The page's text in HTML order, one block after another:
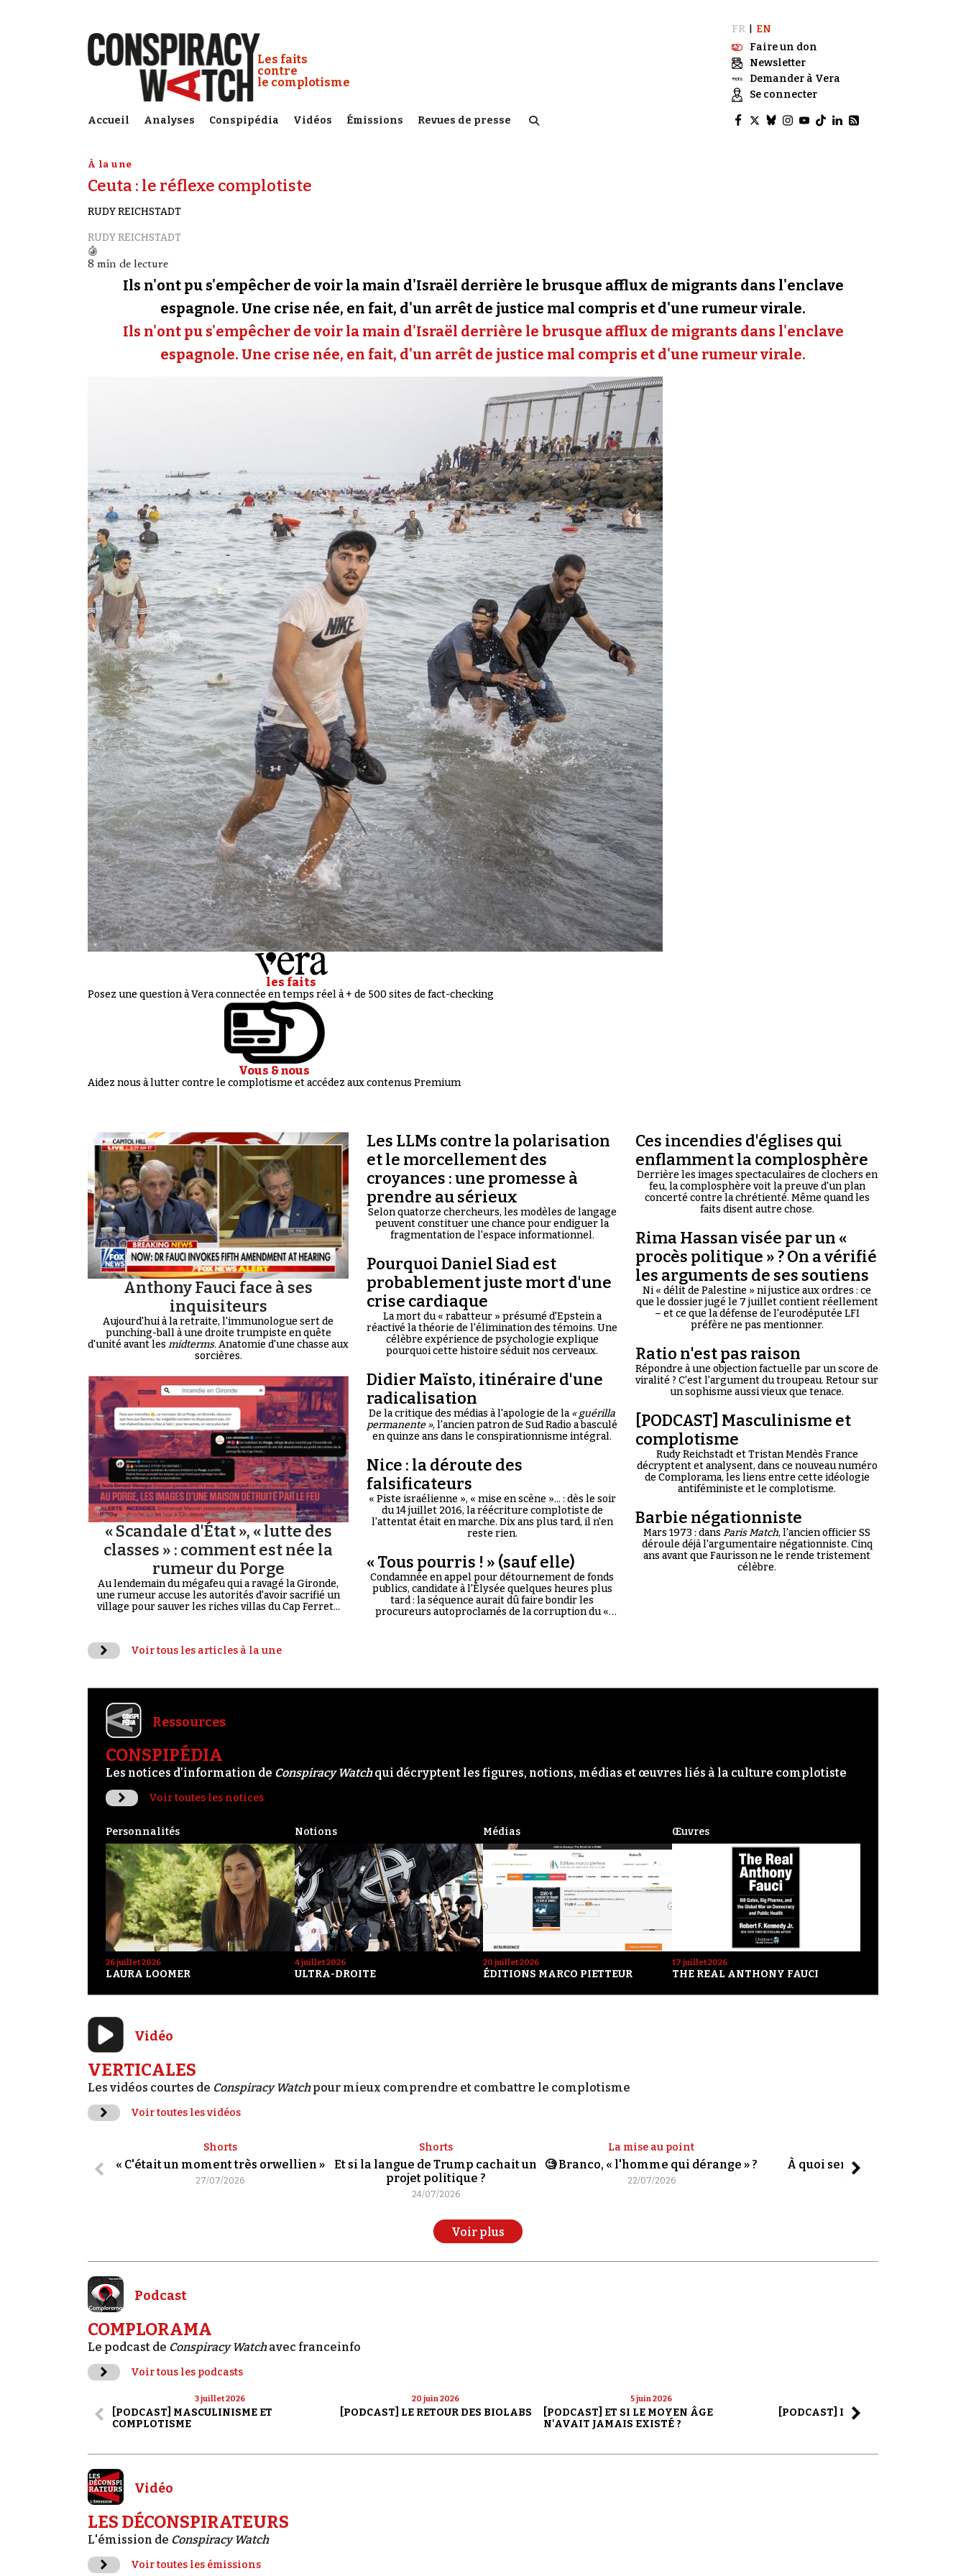
Conspiracy Watch :
Les faits
contre
le complotisme
Accueil Analyses Conspipédia Vidéos Émissions Revues de presse
FR
EN
Faire un don
Newsletter
Demander à Vera
Se connecter
À la une
Ceuta : le réflexe complotiste
RUDY REICHSTADT
RUDY REICHSTADT
8 min de lecture
Ils n'ont pu s'empêcher de voir la main d'Israël derrière le brusque afflux de migrants dans l'enclave
espagnole. Une crise née, en fait, d'un arrêt de justice mal compris et d'une rumeur virale.
Ils n'ont pu s'empêcher de voir la main d'Israël derrière le brusque afflux de migrants dans l'enclave
espagnole. Une crise née, en fait, d'un arrêt de justice mal compris et d'une rumeur virale.
les faits
Posez une question à Vera connectée en temps réel à + de 500 sites de fact-checking
Vous & nous
Aidez nous à lutter contre le complotisme et accédez aux contenus Premium
Anthony Fauci face à ses
inquisiteurs
Aujourd'hui à la retraite, l'immunologue sert de
punching-ball à une droite trumpiste en quête
d'unité avant les midterms. Anatomie d'une chasse aux
sorcières.
« Scandale d'État », « lutte des
classes » : comment est née la
rumeur du Porge
Au lendemain du mégafeu qui a ravagé la Gironde,
une rumeur accuse les autorités d'avoir sacrifié un
village pour sauver les riches villas du Cap Ferret...
Les LLMs contre la polarisation
et le morcellement des
croyances : une promesse à
prendre au sérieux
Selon quatorze chercheurs, les modèles de langage
peuvent constituer une chance pour endiguer la
fragmentation de l'espace informationnel.
Pourquoi Daniel Siad est
probablement juste mort d'une
crise cardiaque
La mort du « rabatteur » présumé d'Epstein a
réactivé la théorie de l'élimination des témoins. Une
célèbre expérience de psychologie explique
pourquoi cette histoire séduit nos cerveaux.
Didier Maïsto, itinéraire d'une
radicalisation
De la critique des médias à l'apologie de la« guérilla
permanente », l'ancien patron de Sud Radio a basculé
en quinze ans dans le conspirationnisme intégral.
Nice : la déroute des
falsificateurs
« Piste israélienne », « mise en scène »... : dès le soir
du 14 juillet 2016, la réécriture complotiste de
l'attentat était en marche. Dix ans plus tard, il n'en
reste rien.
« Tous pourris ! » (sauf elle)
Condamnée en appel pour détournement de fonds
publics, candidate à l'Élysée quelques heures plus
tard : la séquence aurait dû faire bondir les
procureurs autoproclamés de la corruption du «
Ces incendies d'églises qui
enflamment la complosphère
Derrière les images spectaculaires de clochers en
feu, la complosphère voit la preuve d'un plan
concerté contre la chrétienté. Même quand les
faits disent autre chose.
Rima Hassan visée par un «
procès politique » ? On a vérifié
les arguments de ses soutiens
Ni « délit de Palestine » ni justice aux ordres : ce
que le dossier jugé le 7 juillet contient réellement
– et ce que la défense de l'eurodéputée LFI
préfère ne pas mentionner.
Ratio n'est pas raison
Répondre à une objection factuelle par un score de
viralité ? C'est l'argument du troupeau. Retour sur
un sophisme aussi vieux que tenace.
[PODCAST] Masculinisme et
complotisme
Rudy Reichstadt et Tristan Mendès France
décryptent et analysent, dans ce nouveau numéro
de Complorama, les liens entre cette idéologie
antiféministe et le complotisme.
Barbie négationniste
Mars 1973 : dans Paris Match, l'ancien officier SS
déroule déjà l'argumentaire négationniste. Cinq
ans avant que Faurisson ne le rende tristement
célèbre.
Voir tous les articles à la une
Ressources
CONSPIPÉDIA
Les notices d’information de Conspiracy Watchqui décryptent les figures, notions, médias et œuvres liés à la culture complotiste
Voir toutes les notices
Personnalités
26 juillet 2026
LAURA LOOMER
Notions
4 juillet 2026
ULTRA-DROITE
Médias
20 juillet 2026
ÉDITIONS MARCO PIETTEUR
Œuvres
17 juillet 2026
THE REAL ANTHONY FAUCI
Vidéo
VERTICALES
Les vidéos courtes de Conspiracy Watchpour mieux comprendre et combattre le complotisme
Voir toutes les vidéos
Shorts
« C'était un moment très orwellien »
27/07/2026
Shorts
Et si la langue de Trump cachait un
projet politique ?
24/07/2026
La mise au point
🧐 Branco, « l'homme qui dérange » ?
22/07/2026
À quoi servent les slogans ?
Voir plus
Podcast
COMPLORAMA
Le podcast de Conspiracy Watchavec franceinfo
Voir tous les podcasts
3 juillet 2026
[PODCAST] MASCULINISME ET
COMPLOTISME
20 juin 2026
[PODCAST] LE RETOUR DES BIOLABS
5 juin 2026
[PODCAST] ET SI LE MOYEN ÂGE
N'AVAIT JAMAIS EXISTÉ ?
[PODCAST] LA SAGA ALEX JONES
Vidéo
LES DÉCONSPIRATEURS
L'émission de Conspiracy Watch
Voir toutes les émissions